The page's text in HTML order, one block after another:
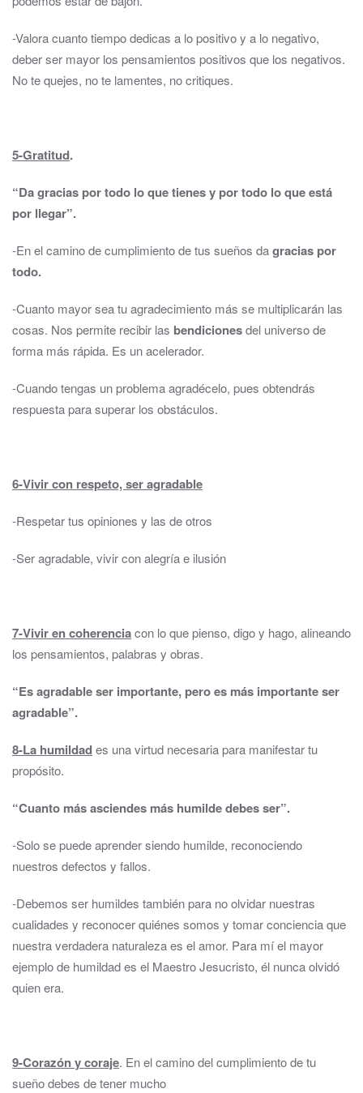
-Valora cuanto tiempo dedicas a lo positivo y a lo negativo,
deber ser mayor los pensamientos positivos que los negativos.
No te quejes, no te lamentes, no critiques.
5-Gratitud.
“Da gracias por todo lo que tienes y por todo lo que está
por llegar”.
-En el camino de cumplimiento de tus sueños dagracias por
todo.
-Cuanto mayor sea tu agradecimiento más se multiplicarán las
cosas. Nos permite recibir las bendicionesdel universo de
forma más rápida. Es un acelerador.
-Cuando tengas un problema agradécelo, pues obtendrás
respuesta para superar los obstáculos.
6-Vivir con respeto, ser agradable
-Respetar tus opiniones y las de otros
-Ser agradable, vivir con alegría e ilusión
7-Vivir en coherenciacon lo que pienso, digo y hago, alineando
los pensamientos, palabras y obras.
“Es agradable ser importante, pero es más importante ser
agradable”.
8-La humildades una virtud necesaria para manifestar tu
propósito.
“Cuanto más asciendes más humilde debes ser”.
-Solo se puede aprender siendo humilde, reconociendo
nuestros defectos y fallos.
-Debemos ser humildes también para no olvidar nuestras
cualidades y reconocer quiénes somos y tomar conciencia que
nuestra verdadera naturaleza es el amor. Para mí el mayor
ejemplo de humildad es el Maestro Jesucristo, él nunca olvidó
quien era.
9-Corazón y coraje. En el camino del cumplimiento de tu
sueño debes de tener mucho